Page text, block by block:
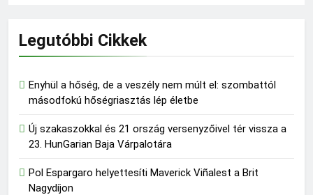
Legutóbbi Cikkek
Enyhül a hőség, de a veszély nem múlt el: szombattól
másodfokú hőségriasztás lép életbe
Új szakaszokkal és 21 ország versenyzőivel tér vissza a
23. HunGarian Baja Várpalotára
Pol Espargaro helyettesíti Maverick Viñalest a Brit
Nagydíjon